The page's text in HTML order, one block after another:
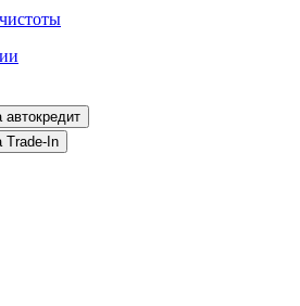
на автокредит
на Trade-In